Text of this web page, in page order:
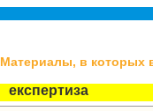
Материалы, в которых
експертиза